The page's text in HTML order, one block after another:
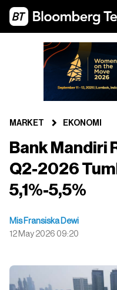
MARKET EKONOMI
Bank Mandiri
Q2-2026
5,1%-5,5%
Mis Fransiska Dewi
12 May 2026 09:20